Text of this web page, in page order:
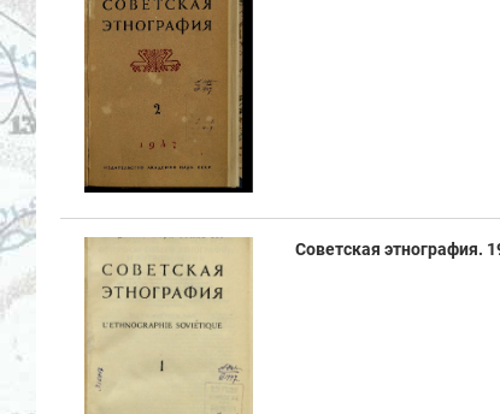
Советская этнография.